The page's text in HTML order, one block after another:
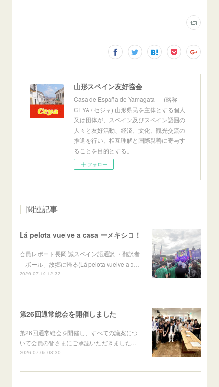
山形スペイン友好協会
Casa de España de Yamagata (略称
CEYA / セジャ) 山形県民を主体とする個人
又は団体が、スペイン及びスペイン語圏の
人々と友好活動、経済、文化、観光交流の
推進を行い、相互理解と国際親善に寄与す
ることを目的とする。
フォロー
関連記事
Lá pelota vuelve a casa ーメキシコ！
会員レポート長岡 誠スペイン語通訳 ・翻訳者
「ボール、故郷に帰る(Lá pelota vuelve a c…
2026.07.10 12:32
第26回通常総会を開催しました
第26回通常総会を開催し、すべての議案につ
いて会員の皆さまにご承認いただきました…
2026.07.05 08:30